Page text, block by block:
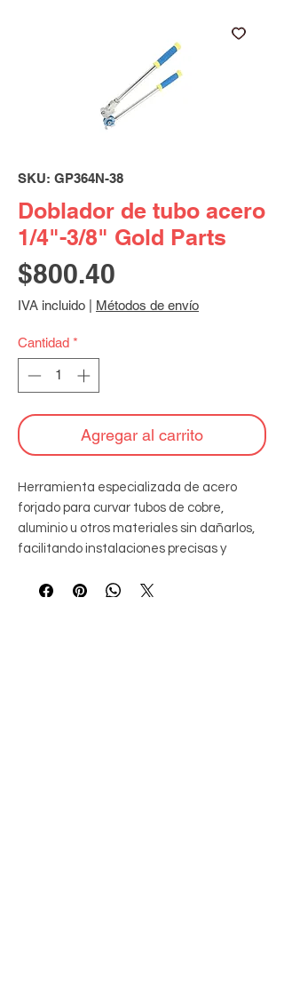
SKU: GP364N-38
Doblador de tubo acero
1/4"-3/8" Gold Parts
$800.40
IVA incluido Métodos de envío
Cantidad *
Agregar al carrito
Herramienta especializada de acero
forjado para curvar tubos de cobre,
aluminio u otros materiales sin dañarlos,
facilitando instalaciones precisas y
acondicionado y refrigeración.